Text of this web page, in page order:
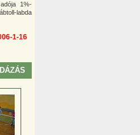
1%-
labda
1-16